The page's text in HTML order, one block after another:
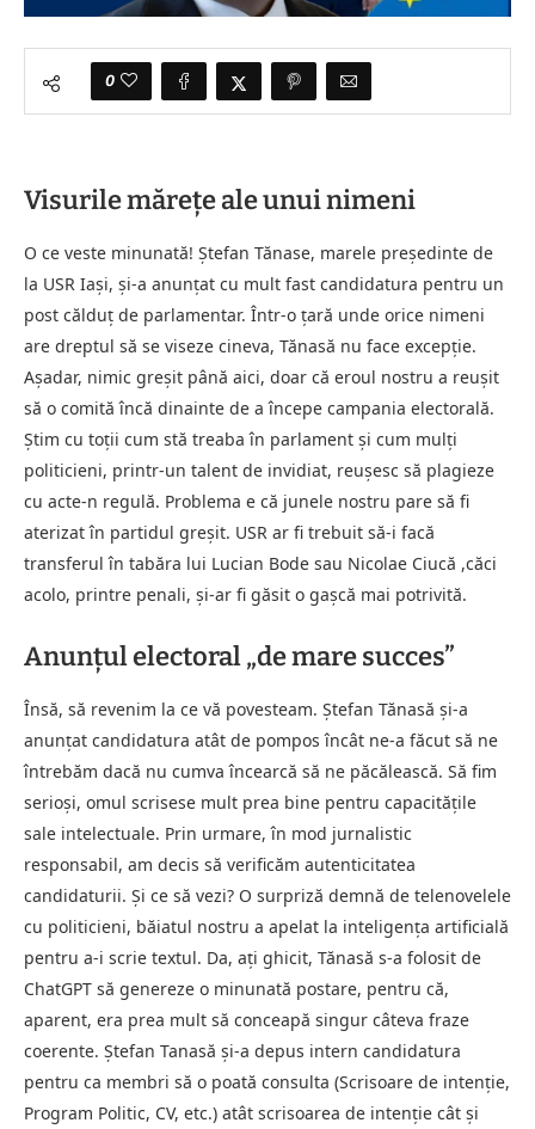
0
Visurile mărețe ale unui nimeni
O ce veste minunată! Ștefan Tănase, marele președinte de
la USR Iași, și-a anunțat cu mult fast candidatura pentru un
post călduț de parlamentar. Într-o țară unde orice nimeni
are dreptul să se viseze cineva, Tănasă nu face excepție.
Așadar, nimic greșit până aici, doar că eroul nostru a reușit
să o comită încă dinainte de a începe campania electorală.
Știm cu toții cum stă treaba în parlament și cum mulți
politicieni, printr-un talent de invidiat, reușesc să plagieze
cu acte-n regulă. Problema e că junele nostru pare să fi
aterizat în partidul greșit. USR ar fi trebuit să-i facă
transferul în tabăra lui Lucian Bode sau Nicolae Ciucă ,căci
acolo, printre penali, și-ar fi găsit o gașcă mai potrivită.
Anunțul electoral „de mare succes”
Însă, să revenim la ce vă povesteam. Ștefan Tănasă și-a
anunțat candidatura atât de pompos încât ne-a făcut să ne
întrebăm dacă nu cumva încearcă să ne păcălească. Să fim
serioși, omul scrisese mult prea bine pentru capacitățile
sale intelectuale. Prin urmare, în mod jurnalistic
responsabil, am decis să verificăm autenticitatea
candidaturii. Și ce să vezi? O surpriză demnă de telenovelele
cu politicieni, băiatul nostru a apelat la inteligența artificială
pentru a-i scrie textul. Da, ați ghicit, Tănasă s-a folosit de
ChatGPT să genereze o minunată postare, pentru că,
aparent, era prea mult să conceapă singur câteva fraze
coerente. Ștefan Tanasă și-a depus intern candidatura
pentru ca membri să o poată consulta (Scrisoare de intenție,
Program Politic, CV, etc.) atât scrisoarea de intenție cât și